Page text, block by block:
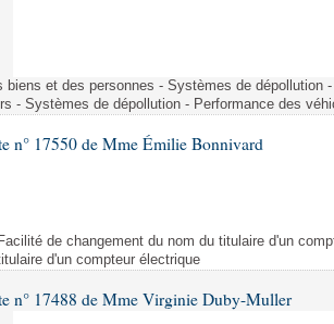
des lois
des lois
sociale
et orales
des débats
biens et des personnes - Systèmes de dépollution
- Systèmes de dépollution - Performance des
n° 17550 de Mme Émilie Bonnivard
de changement du nom du titulaire d'un
d'un compteur électrique
n° 17488 de Mme Virginie Duby-Muller